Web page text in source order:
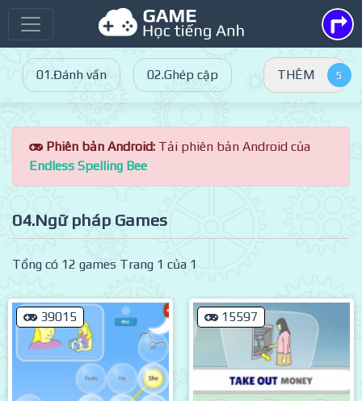
01.Đánh vần 02.Ghép cặp THÊM
Phiên bản Android: Tải phiên bản Android của
Endless Spelling Bee
04.Ngữ pháp Games
Tổng có 12 games Trang 1 của 1
39015 15597